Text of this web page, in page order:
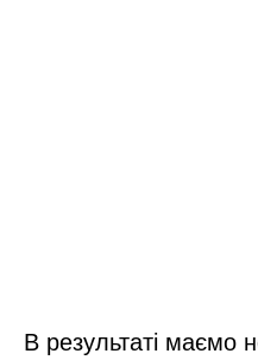
В результаті маємо